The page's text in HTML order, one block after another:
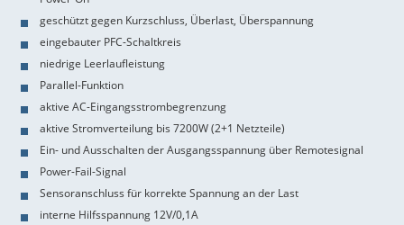
geschützt gegen Kurzschluss, Überlast, Überspannung
eingebauter PFC-Schaltkreis
niedrige Leerlaufleistung
Parallel-Funktion
aktive AC-Eingangsstrombegrenzung
aktive Stromverteilung bis 7200W (2+1 Netzteile)
Ein- und Ausschalten der Ausgangsspannung über Remotesignal
Power-Fail-Signal
Sensoranschluss für korrekte Spannung an der Last
interne Hilfsspannung 12V/0,1A